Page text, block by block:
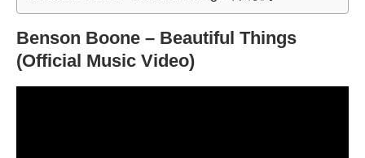
Benson Boone – Beautiful Things
(Official Music Video)